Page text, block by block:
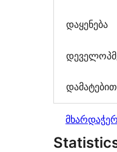
დაყენება